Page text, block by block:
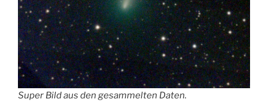
Super Bild aus den gesammelten Daten.